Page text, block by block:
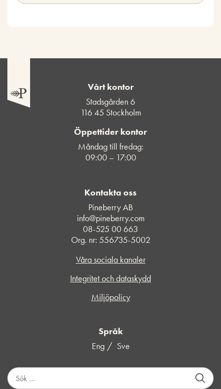
Vårt kontor
Stadsgården 6
116 45 Stockholm
Öppettider kontor
Måndag till fredag:
09:00 – 17:00
Kontakta oss
Pineberry AB
info@pineberry.com
08-525 00 663
Org. nr: 556735-5002
Våra sociala kanaler
Integritet och dataskydd
Miljöpolicy
Språk
Eng
Sve
S
ö